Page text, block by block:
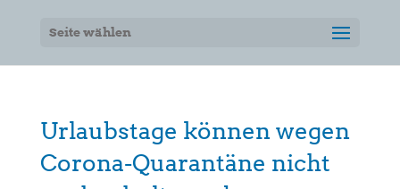
Seite wählen
Urlaubstage können wegen
Corona-Quarantäne nicht